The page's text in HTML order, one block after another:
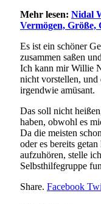
Mehr lesen: Nidal
Vermögen, Größe,
Es ist ein schöner
zusammen saßen
Ich kann mir Willie
nicht vorstellen,
irgendwie amüsant.
Das soll nicht
haben, obwohl es
Da die meisten
oder es bereits
aufzuhören, stelle
Selbsthilfegruppe
Share. Facebook